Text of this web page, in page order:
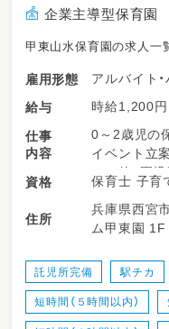
企業主導型保育園
甲東山水保育園の求人一
雇用形態
アルバイト・
給与
時給1,200
仕事
内容
0～2歳児の
イベント立
その他、園
業務など
※西宮市内
当を支給）
雇用期間の定
新）
資格 保育士
住所
兵庫県西宮
ム甲東園 1F
託児所完備 駅チカ
短時間（５時間以内）